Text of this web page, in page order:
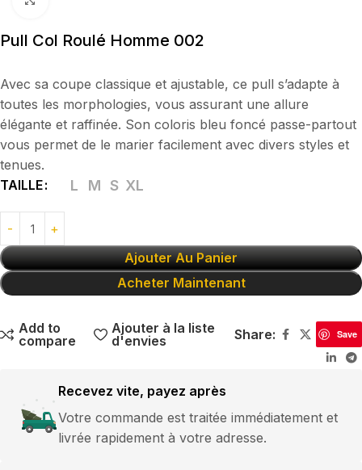
Pull Col Roulé Homme 002
Avec sa coupe classique et ajustable, ce pull s’adapte à
toutes les morphologies, vous assurant une allure
élégante et raffinée. Son coloris bleu foncé passe-partout
vous permet de le marier facilement avec divers styles et
tenues.
TAILLE
L M S XL
Ajouter Au Panier
Acheter Maintenant
Add to
compare
Ajouter à la liste
d'envies
Share: Save
Recevez vite, payez après
Votre commande est traitée immédiatement et
livrée rapidement à votre adresse.